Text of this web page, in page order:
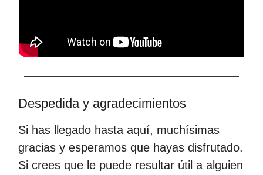
Despedida y agradecimientos
Si has llegado hasta aquí, muchísimas
gracias y esperamos que hayas disfrutado.
Si crees que le puede resultar útil a alguien